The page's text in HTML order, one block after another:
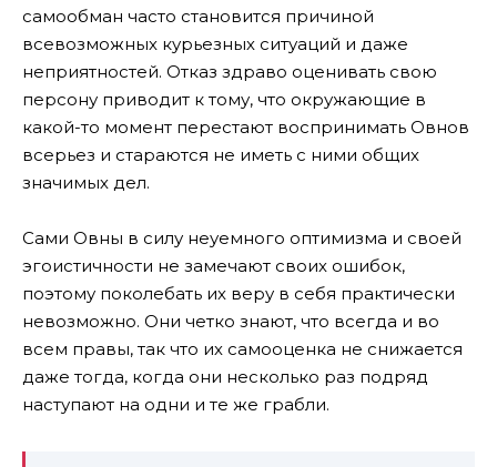
самообман часто становится причиной
всевозможных курьезных ситуаций и даже
неприятностей. Отказ здраво оценивать свою
персону приводит к тому, что окружающие в
какой-то момент перестают воспринимать Овнов
всерьез и стараются не иметь с ними общих
значимых дел.
Сами Овны в силу неуемного оптимизма и своей
эгоистичности не замечают своих ошибок,
поэтому поколебать их веру в себя практически
невозможно. Они четко знают, что всегда и во
всем правы, так что их самооценка не снижается
даже тогда, когда они несколько раз подряд
наступают на одни и те же грабли.